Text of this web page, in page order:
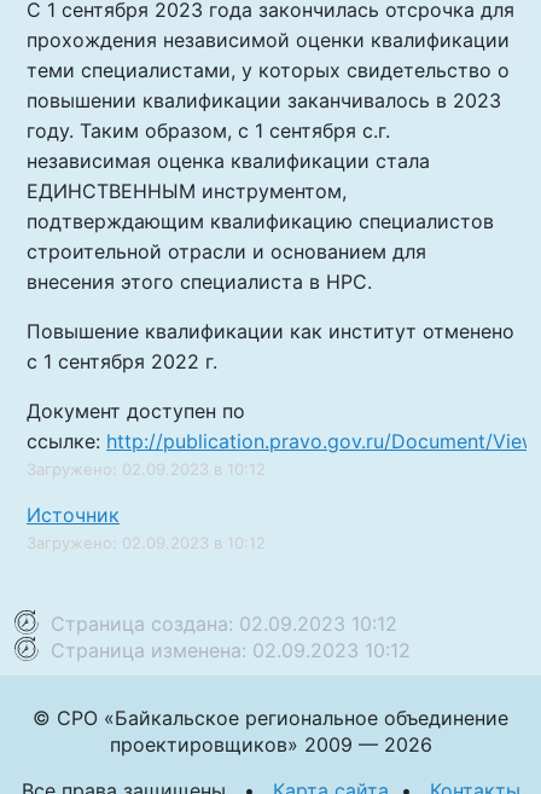
С 1 сентября 2023 года закончилась отсрочка для
прохождения независимой оценки квалификации
теми специалистами, у которых свидетельство о
повышении квалификации заканчивалось в 2023
году. Таким образом, с 1 сентября с.г.
независимая оценка квалификации стала
ЕДИНСТВЕННЫМ инструментом,
подтверждающим квалификацию специалистов
строительной отрасли и основанием для
внесения этого специалиста в НРС.
Повышение квалификации как институт отменено
с 1 сентября 2022 г.
Документ доступен по
ссылке: http://publication.pravo.gov.ru/Document/
Загружено: 02.09.2023 в 10:12
Источник
Загружено: 02.09.2023 в 10:12
Страница создана: 02.09.2023 10:12
Страница изменена: 02.09.2023 10:12
© СРО «Байкальское региональное объединение
проектировщиков» 2009 — 2026